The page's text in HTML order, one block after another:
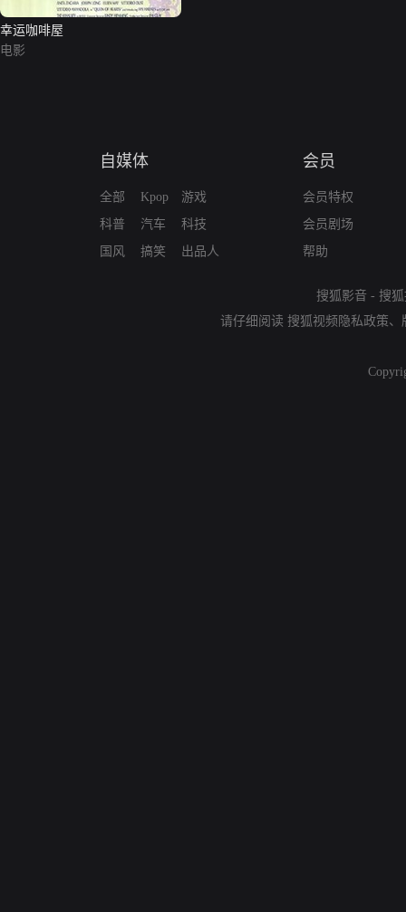
幸运咖啡屋
电影
自媒体
全部
科普
国风
Kpop
汽车
搞笑
游戏
科技
出品人
会员
会员特权
会员剧场
帮助
搜狐影音 - 搜
请仔细阅读 搜狐视频隐私政策、